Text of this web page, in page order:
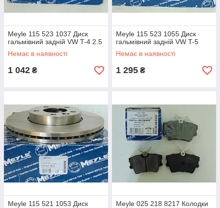
Meyle 115 523 1037 Диск
гальмівний задній VW T-4 2.5
Немає в наявності
1 042 ₴
Meyle 115 523 1055 Диск
гальмівний задній VW T-5
Немає в наявності
1 295 ₴
Meyle 115 521 1053 Диск
Meyle 025 218 8217 Колодки